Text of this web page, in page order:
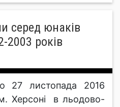
серед юнаків
2003 років
27 листопада 2016
Херсоні в льодово-